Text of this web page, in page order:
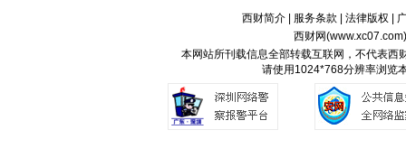
西财简介| 服务条款 法律版权
西财网(www.xc07.com
本网站所刊载信息全部转载互联网，不代表
请使用1024*768分辨率浏览